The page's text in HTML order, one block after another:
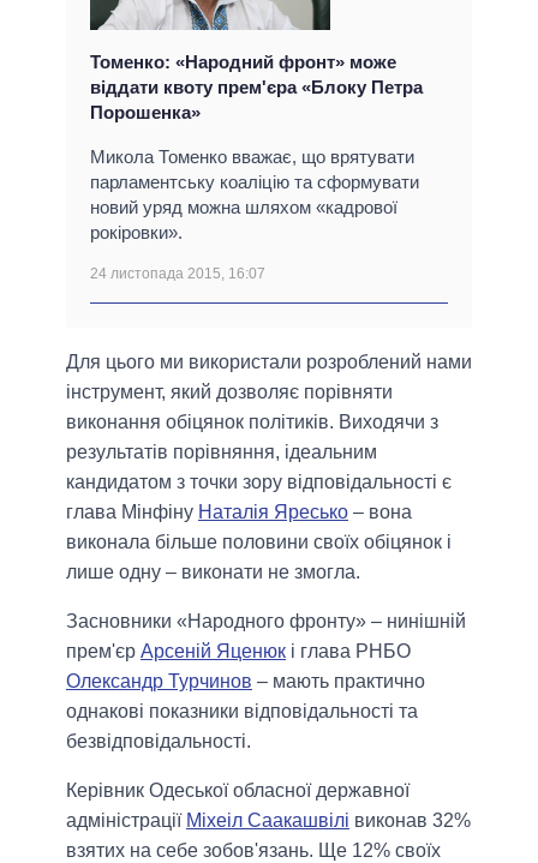
Томенко: «Народний фронт» може
віддати квоту прем'єра «Блоку Петра
Порошенка»
Микола Томенко вважає, що врятувати
парламентську коаліцію та сформувати
новий уряд можна шляхом «кадрової
рокіровки».
24 листопада 2015, 16:07
Для цього ми використали розроблений нами
інструмент, який дозволяє порівняти
виконання обіцянок політиків. Виходячи з
результатів порівняння, ідеальним
кандидатом з точки зору відповідальності є
глава Мінфіну Наталія Яресько – вона
виконала більше половини своїх обіцянок і
лише одну – виконати не змогла.
Засновники «Народного фронту» – нинішній
прем'єр Арсеній Яценюк і глава РНБО
Олександр Турчинов – мають практично
однакові показники відповідальності та
безвідповідальності.
Керівник Одеської обласної державної
адміністрації Міхеіл Саакашвілі виконав 32%
взятих на себе зобов'язань. Ще 12% своїх